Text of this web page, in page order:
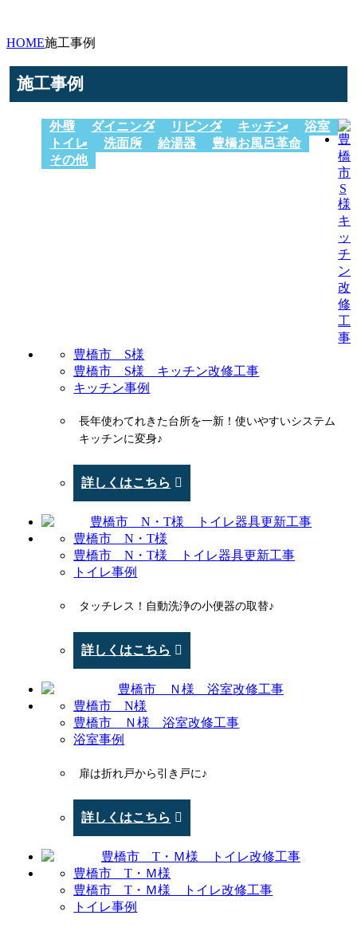
HOME施工事例
施工事例
外壁 ダイニング リビング キッチン
浴室
トイレ
洗面所 給湯器
豊橋お風呂革命
その他
豊橋市 S様
豊橋市 S様 キッチン改修工事
キッチン事例
長年使わてれきた台所を一新！使いやすいシステム
キッチンに変身♪
詳しくはこちら
豊橋市 N・T様
豊橋市 N・T様 トイレ器具更新工事
トイレ事例
タッチレス！自動洗浄の小便器の取替♪
詳しくはこちら
豊橋市 N様
豊橋市 Ｎ様 浴室改修工事
浴室事例
扉は折れ戸から引き戸に♪
詳しくはこちら
豊橋市 T・Ｍ様
豊橋市 T・Ｍ様 トイレ改修工事
トイレ事例